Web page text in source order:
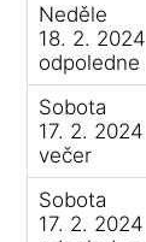
Neděle
18. 2. 2024
odpoledne
Sobota
17. 2. 2024
večer
Sobota
17. 2. 2024